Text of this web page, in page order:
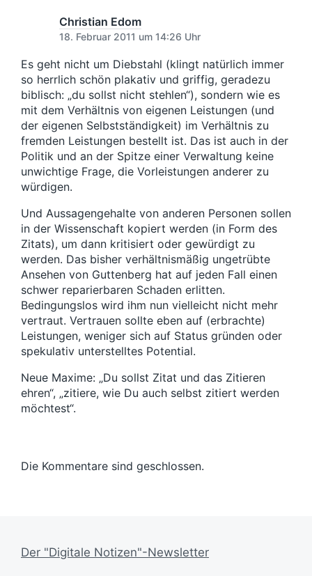
Christian Edom
18. Februar 2011 um 14:26 Uhr
Es geht nicht um Diebstahl (klingt natürlich immer
so herrlich schön plakativ und griffig, geradezu
biblisch: „du sollst nicht stehlen“), sondern wie es
mit dem Verhältnis von eigenen Leistungen (und
der eigenen Selbstständigkeit) im Verhältnis zu
fremden Leistungen bestellt ist. Das ist auch in der
Politik und an der Spitze einer Verwaltung keine
unwichtige Frage, die Vorleistungen anderer zu
würdigen.
Und Aussagengehalte von anderen Personen sollen
in der Wissenschaft kopiert werden (in Form des
Zitats), um dann kritisiert oder gewürdigt zu
werden. Das bisher verhältnismäßig ungetrübte
Ansehen von Guttenberg hat auf jeden Fall einen
schwer reparierbaren Schaden erlitten.
Bedingungslos wird ihm nun vielleicht nicht mehr
vertraut. Vertrauen sollte eben auf (erbrachte)
Leistungen, weniger sich auf Status gründen oder
spekulativ unterstelltes Potential.
Neue Maxime: „Du sollst Zitat und das Zitieren
ehren“, „zitiere, wie Du auch selbst zitiert werden
möchtest“.
Die Kommentare sind geschlossen.
Der "Digitale Notizen"-Newsletter